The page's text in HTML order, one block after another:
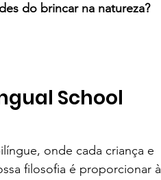
do brincar na natureza?
School
onde cada criança e
filosofia é proporcionar à